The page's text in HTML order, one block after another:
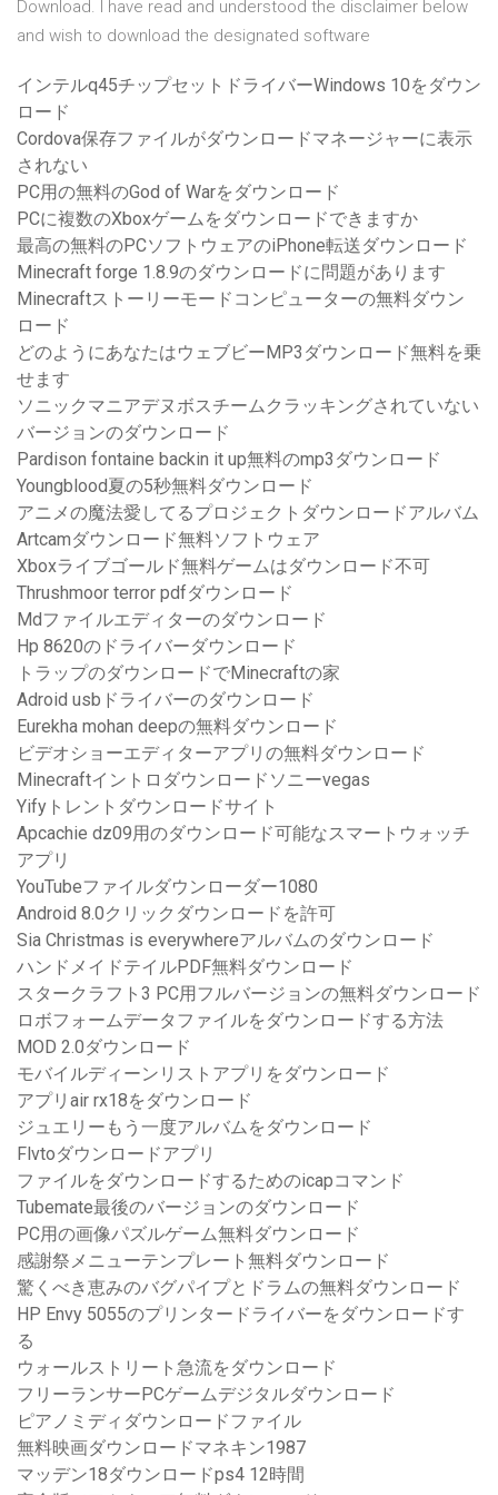
Download. I have read and understood the disclaimer below
and wish to download the designated software
インテルq45チップセットドライバーWindows 10をダウン
ロード
Cordova保存ファイルがダウンロードマネージャーに表示
されない
PC用の無料のGod of Warをダウンロード
PCに複数のXboxゲームをダウンロードできますか
最高の無料のPCソフトウェアのiPhone転送ダウンロード
Minecraft forge 1.8.9のダウンロードに問題があります
Minecraftストーリーモードコンピューターの無料ダウン
ロード
どのようにあなたはウェブビーMP3ダウンロード無料を乗
せます
ソニックマニアデヌボスチームクラッキングされていない
バージョンのダウンロード
Pardison fontaine backin it up無料のmp3ダウンロード
Youngblood夏の5秒無料ダウンロード
アニメの魔法愛してるプロジェクトダウンロードアルバム
Artcamダウンロード無料ソフトウェア
Xboxライブゴールド無料ゲームはダウンロード不可
Thrushmoor terror pdfダウンロード
Mdファイルエディターのダウンロード
Hp 8620のドライバーダウンロード
トラップのダウンロードでMinecraftの家
Adroid usbドライバーのダウンロード
Eurekha mohan deepの無料ダウンロード
ビデオショーエディターアプリの無料ダウンロード
Minecraftイントロダウンロードソニーvegas
Yifyトレントダウンロードサイト
Apcachie dz09用のダウンロード可能なスマートウォッチ
アプリ
YouTubeファイルダウンローダー1080
Android 8.0クリックダウンロードを許可
Sia Christmas is everywhereアルバムのダウンロード
ハンドメイドテイルPDF無料ダウンロード
スタークラフト3 PC用フルバージョンの無料ダウンロード
ロボフォームデータファイルをダウンロードする方法
MOD 2.0ダウンロード
モバイルディーンリストアプリをダウンロード
アプリair rx18をダウンロード
ジュエリーもう一度アルバムをダウンロード
Flvtoダウンロードアプリ
ファイルをダウンロードするためのicapコマンド
Tubemate最後のバージョンのダウンロード
PC用の画像パズルゲーム無料ダウンロード
感謝祭メニューテンプレート無料ダウンロード
驚くべき恵みのバグパイプとドラムの無料ダウンロード
HP Envy 5055のプリンタードライバーをダウンロードす
る
ウォールストリート急流をダウンロード
フリーランサーPCゲームデジタルダウンロード
ピアノミディダウンロードファイル
無料映画ダウンロードマネキン1987
マッデン18ダウンロードps4 12時間